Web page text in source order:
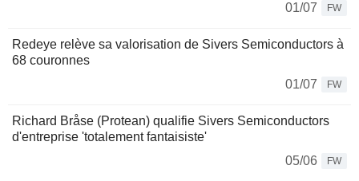
01/07
FW
Redeye relève sa valorisation de Sivers Semiconductors à
68 couronnes
01/07
FW
Richard Bråse (Protean) qualifie Sivers Semiconductors
d'entreprise 'totalement fantaisiste'
05/06
FW